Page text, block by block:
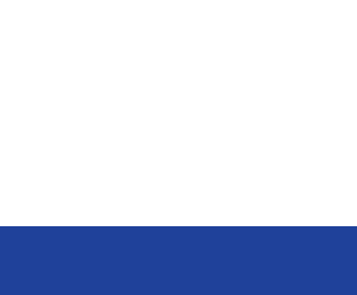
להורדת קטלוג